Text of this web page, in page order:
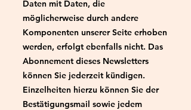
Daten mit Daten, die
möglicherweise durch andere
Komponenten unserer Seite erhoben
werden, erfolgt ebenfalls nicht. Das
Abonnement dieses Newsletters
können Sie jederzeit kündigen.
Einzelheiten hierzu können Sie der
Bestätigungsmail sowie jedem